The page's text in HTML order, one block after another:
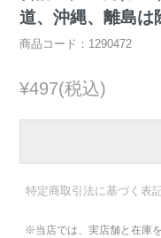
道、沖縄、離島は
商品コード：1290472
¥497(税込)
特定商取引法に基づく表
※当店では、実店舗と在庫